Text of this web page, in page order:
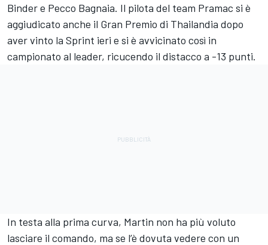
Bindere Pecco Bagnaia. Il pilota del team Pramac si è
aggiudicato anche il Gran Premio di Thailandia dopo
aver vinto la Sprint ieri e si è avvicinato così in
campionato al leader, ricucendo il distacco a -13 punti.
In testa alla prima curva, Martin non ha più voluto
lasciare il comando, ma se l’è dovuta vedere con un